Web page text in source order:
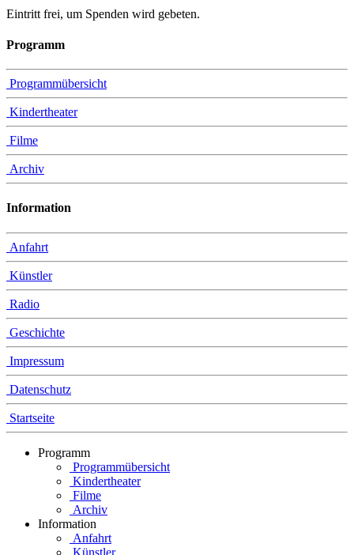
Eintritt frei, um Spenden wird gebeten.
Programm
Programmübersicht
Kindertheater
Filme
Archiv
Information
Anfahrt
Künstler
Radio
Geschichte
Impressum
Datenschutz
Startseite
Programm
Programmübersicht
Kindertheater
Filme
Archiv
Information
Anfahrt
Künstler